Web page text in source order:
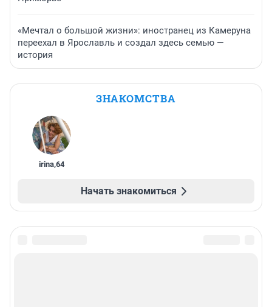
«Мечтал о большой жизни»: иностранец из Камеруна
переехал в Ярославль и создал здесь семью —
история
ЗНАКОМСТВА
irina,64
Начать знакомиться